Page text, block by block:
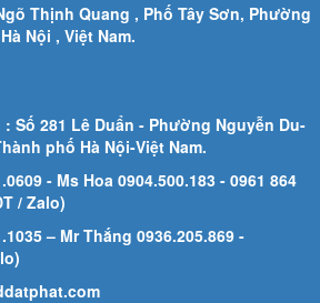
Thịnh Quang , Phố Tây Sơn, Phường
Nội , Việt Nam.
Số 281 Lê Duẩn - Phường Nguyễn Du-
phố Hà Nội-Việt Nam.
- Ms Hoa 0904.500.183 - 0961 864
/ Zalo)
– Mr Thắng 0936.205.869 -